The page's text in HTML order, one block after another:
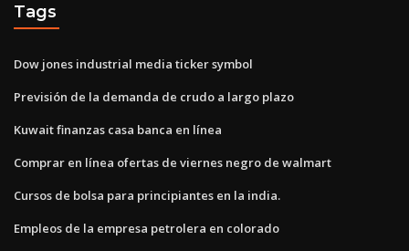
Tags
Dow jones industrial media ticker symbol
Previsión de la demanda de crudo a largo plazo
Kuwait finanzas casa banca en línea
Comprar en línea ofertas de viernes negro de walmart
Cursos de bolsa para principiantes en la india.
Empleos de la empresa petrolera en colorado